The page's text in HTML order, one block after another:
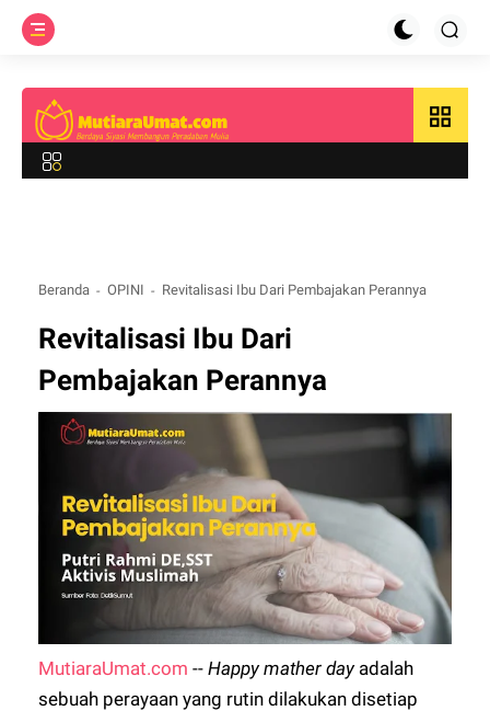
grid_view
Beranda OPINI Revitalisasi Ibu Dari Pembajakan Perannya
Revitalisasi Ibu Dari
Pembajakan Perannya
MutiaraUmat.com --Happy mather dayadalah
sebuah perayaan yang rutin dilakukan disetiap